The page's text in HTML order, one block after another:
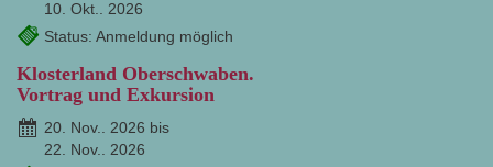
10. Okt.. 2026
Status: Anmeldung möglich
Klosterland Oberschwaben.
Vortrag und Exkursion
20. Nov.. 2026 bis
22. Nov.. 2026